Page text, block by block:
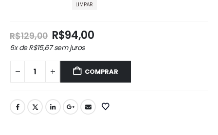
LIMPAR
R$129,00 O
preço
original
era:
R$129,00.
R$94,00O
é:
R$94,00.
6x deR$15,67sem juros
COMPRAR